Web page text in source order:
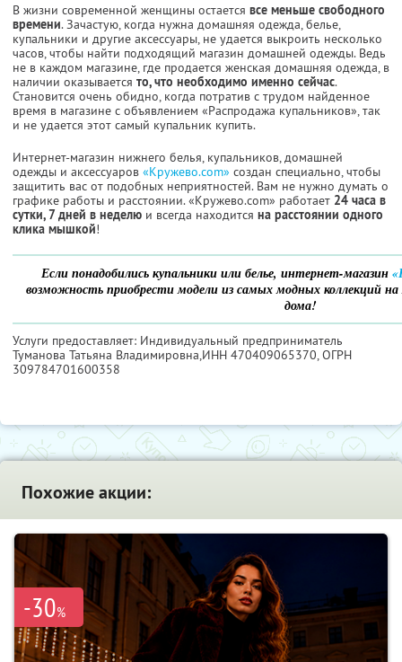
В жизни современной женщины остается все меньше свободного
времени. Зачастую, когда нужна домашняя одежда, белье,
купальники и другие аксессуары, не удается выкроить несколько
часов, чтобы найти подходящий магазин домашней одежды. Ведь
не в каждом магазине, где продается женская домашняя одежда, в
наличии оказывается то, что необходимо именно сейчас.
Становится очень обидно, когда потратив с трудом найденное
время в магазине с объявлением «Распродажа купальников», так
и не удается этот самый купальник купить.
Интернет-магазин нижнего белья, купальников, домашней
одежды и аксессуаров «Кружево.com» создан специально, чтобы
защитить вас от подобных неприятностей. Вам не нужно думать о
графике работы и расстоянии. «Кружево.com» работает 24 часа в
сутки, 7 дней в неделю и всегда находится на расстоянии одного
клика мышкой!
Если понадобились купальники или белье, интернет-магазин
возможность приобрести модели из самых модных коллекций на
дома!
Услуги предоставляет: Индивидуальный предприниматель
Туманова Татьяна Владимировна,ИНН 470409065370, ОГРН
309784701600358
Похожие акции:
-30%